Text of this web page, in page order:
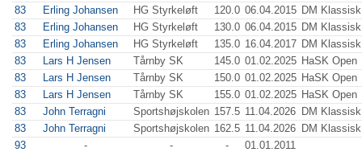
83
Erling Johansen HG Styrkeløft 120.0 06.04.2015 DM Klassisk
83
Erling Johansen HG Styrkeløft 130.0 06.04.2015 DM Klassisk
83
Erling Johansen HG Styrkeløft 135.0 16.04.2017 DM Klassisk
83
Lars H Jensen Tårnby SK 145.0 01.02.2025 HaSK Open
83
Lars H Jensen Tårnby SK 150.0 01.02.2025 HaSK Open
83
Lars H Jensen Tårnby SK 155.0 01.02.2025 HaSK Open
83
John Terragni Sportshøjskolen 157.5 11.04.2026 DM
83
John Terragni Sportshøjskolen 162.5 11.04.2026 DM
93
- - -
01.01.2011